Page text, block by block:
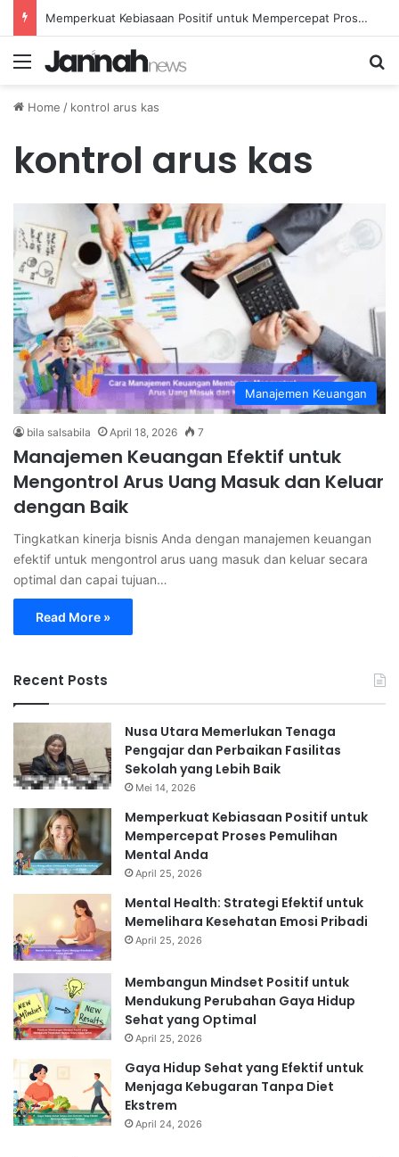
Memperkuat Kebiasaan Positif untuk Mempercepat Proses Pemulihan Mental Anda
Menu
Home / kontrol arus kas
kontrol arus kas
Manajemen Keuangan
bila salsabila April 18, 2026 7
Manajemen Keuangan Efektif untuk
Mengontrol Arus Uang Masuk dan Keluar
dengan Baik
Tingkatkan kinerja bisnis Anda dengan manajemen keuangan
efektif untuk mengontrol arus uang masuk dan keluar secara
optimal dan capai tujuan…
Read More »
Recent Posts
Nusa Utara Memerlukan Tenaga
Pengajar dan Perbaikan Fasilitas
Sekolah yang Lebih Baik
Mei 14, 2026
Memperkuat Kebiasaan Positif untuk
Mempercepat Proses Pemulihan
Mental Anda
April 25, 2026
Mental Health: Strategi Efektif untuk
Memelihara Kesehatan Emosi Pribadi
April 25, 2026
Membangun Mindset Positif untuk
Mendukung Perubahan Gaya Hidup
Sehat yang Optimal
April 25, 2026
Gaya Hidup Sehat yang Efektif untuk
Menjaga Kebugaran Tanpa Diet
Ekstrem
April 24, 2026